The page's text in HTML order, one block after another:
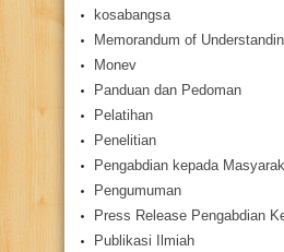
kosabangsa
Memorandum of
Monev
Panduan dan Pedoman
Pelatihan
Penelitian
Pengabdian kepada
Pengumuman
Press Release Pengabdian
Publikasi Ilmiah